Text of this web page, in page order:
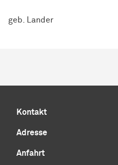
geb. Lander
Kontakt
Adresse
Anfahrt